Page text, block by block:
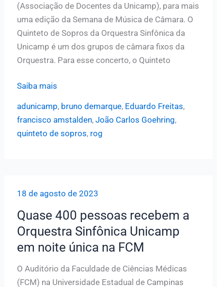
(Associação de Docentes da Unicamp), para mais
uma edição da Semana de Música de Câmara. O
Quinteto de Sopros da Orquestra Sinfônica da
Unicamp é um dos grupos de câmara fixos da
Orquestra. Para esse concerto, o Quinteto
Quinteto
se
na
Saiba mais
adunicamp, bruno demarque, Eduardo Freitas,
francisco amstalden, João Carlos Goehring,
quinteto de sopros, rog
18 de agosto de 2023
Quase 400 pessoas recebem a
Orquestra Sinfônica Unicamp
em noite única na FCM
O Auditório da Faculdade de Ciências Médicas
(FCM) na Universidade Estadual de Campinas